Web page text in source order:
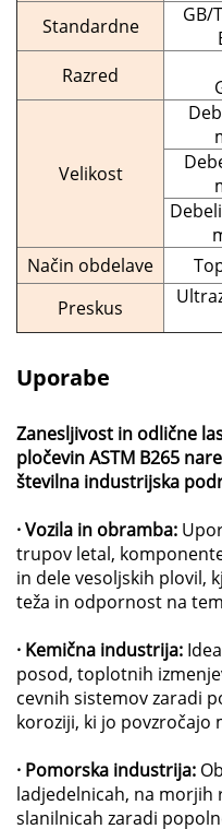
Standardne
GB/
Razred
Velikost
Način obdelave
Preskus
Uporabe
Zanesljivost in odlične
pločevin ASTM B265
številna industrijska
· Vozila in obramba:
trupov letal,
in dele vesoljskih plovil,
teža in odpornost na
· Kemična industrija:
posod, toplotnih
cevnih sistemov zaradi
koroziji, ki jo povzročajo
· Pomorska industrija:
ladjedelnicah, na morjih
slanilnicah zaradi